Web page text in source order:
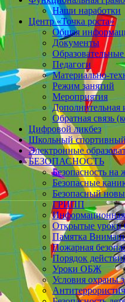
Наши наработки
Центр «Точка роста»
Общая
Документы
Педагоги
Материально-
Режим занятий
Мероприятия
Дополнительная
Обратная связь
Цифровой ликбез
Школьный
Электронные
БЕЗОПАСНОСТЬ
Безопасность на
Безопасные
Безопасный
ГРИПП
Информационная
Открытые
Памятка
Пожарная
Порядок
Уроки ОБЖ
Условия охраны